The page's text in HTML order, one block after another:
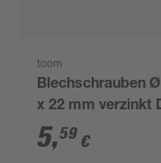
toom
Blechschrauben Ø
x 22 mm verzinkt
7983 50 Stück
5,59 €